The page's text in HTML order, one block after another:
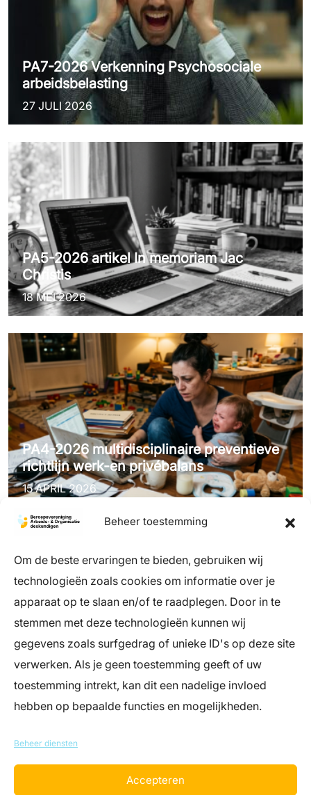
Beheer toestemming
Om de beste ervaringen te bieden, gebruiken wij
technologieën zoals cookies om informatie over je
apparaat op te slaan en/of te raadplegen. Door in te
stemmen met deze technologieën kunnen wij
gegevens zoals surfgedrag of unieke ID's op deze site
verwerken. Als je geen toestemming geeft of uw
toestemming intrekt, kan dit een nadelige invloed
hebben op bepaalde functies en mogelijkheden.
Beheer diensten
Accepteren
PA7-2026 Verkenning Psychosociale
arbeidsbelasting
27 JULI 2026
PA5-2026 artikel In memoriam Jac
Christis
18 MEI 2026
PA4-2026 multidisciplinaire preventieve
richtlijn werk-en privébalans
15 APRIL 2026
info@register-aeno.nl
+31 (0)85 044 05 06 (bereikbaar op werkdagen tussen 9 en 12
uur)
Register Arbeids- en Organisatiedeskundigen